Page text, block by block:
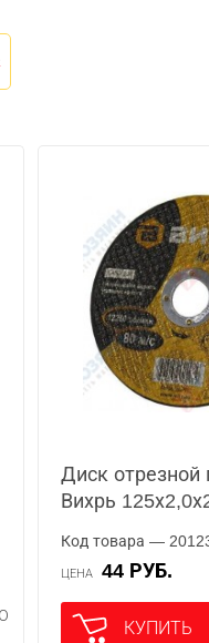
Диск отрезной
Вихрь
Код товара —
ЦЕНА 44 РУБ.
КУПИТЬ